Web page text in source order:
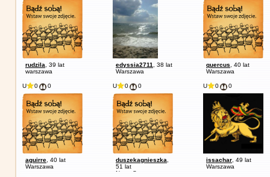
rudzila , 39 lat
warszawa
edyssia2711
, 38 lat
Warszawa
quercus , 40 lat
Warszawa
U 0 0
aguirre , 40 lat
Warszawa
U 0 0
duszekagnieszka
51 lat
Nowy Staw
U 0 0
issachar , 49 lat
Warszawa